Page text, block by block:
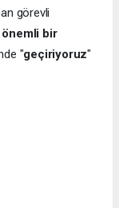
görevli
bir
"geçiriyoruz"